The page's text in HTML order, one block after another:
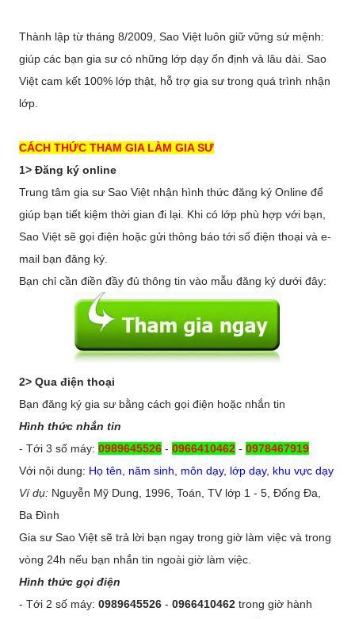
Thành lập từ tháng 8/2009, Sao Việt luôn giữ vững sứ mệnh:
giúp các bạn gia sư có những lớp dạy ổn định và lâu dài. Sao
Việt cam kết 100% lớp thật, hỗ trợ gia sư trong quá trình nhận
lớp.
CÁCH THỨC THAM GIA LÀM GIA SƯ
1> Đăng ký online
Trung tâm gia sư Sao Việt nhận hình thức đăng ký Online để
giúp bạn tiết kiệm thời gian đi lại. Khi có lớp phù hợp với bạn,
Sao Việt sẽ gọi điện hoặc gửi thông báo tới số điện thoại và e-
mail bạn đăng ký.
Bạn chỉ cần điền đầy đủ thông tin vào mẫu đăng ký dưới đây:
2> Qua điện thoại
Bạn đăng ký gia sư bằng cách gọi điện hoặc nhắn tin
Hình thức nhắn tin
- Tới 3 số máy: 0989645526 - 0966410462 - 0978467919
Với nội dung: Họ tên, năm sinh, môn dạy, lớp dạy, khu vực dạy
Ví dụ: Nguyễn Mỹ Dung, 1996, Toán, TV lớp 1 - 5, Đống Đa,
Ba Đình
Gia sư Sao Việt sẽ trả lời bạn ngay trong giờ làm việc và trong
vòng 24h nếu bạn nhắn tin ngoài giờ làm việc.
Hình thức gọi điện
- Tới 2 số máy: 0989645526 - 0966410462 trong giờ hành